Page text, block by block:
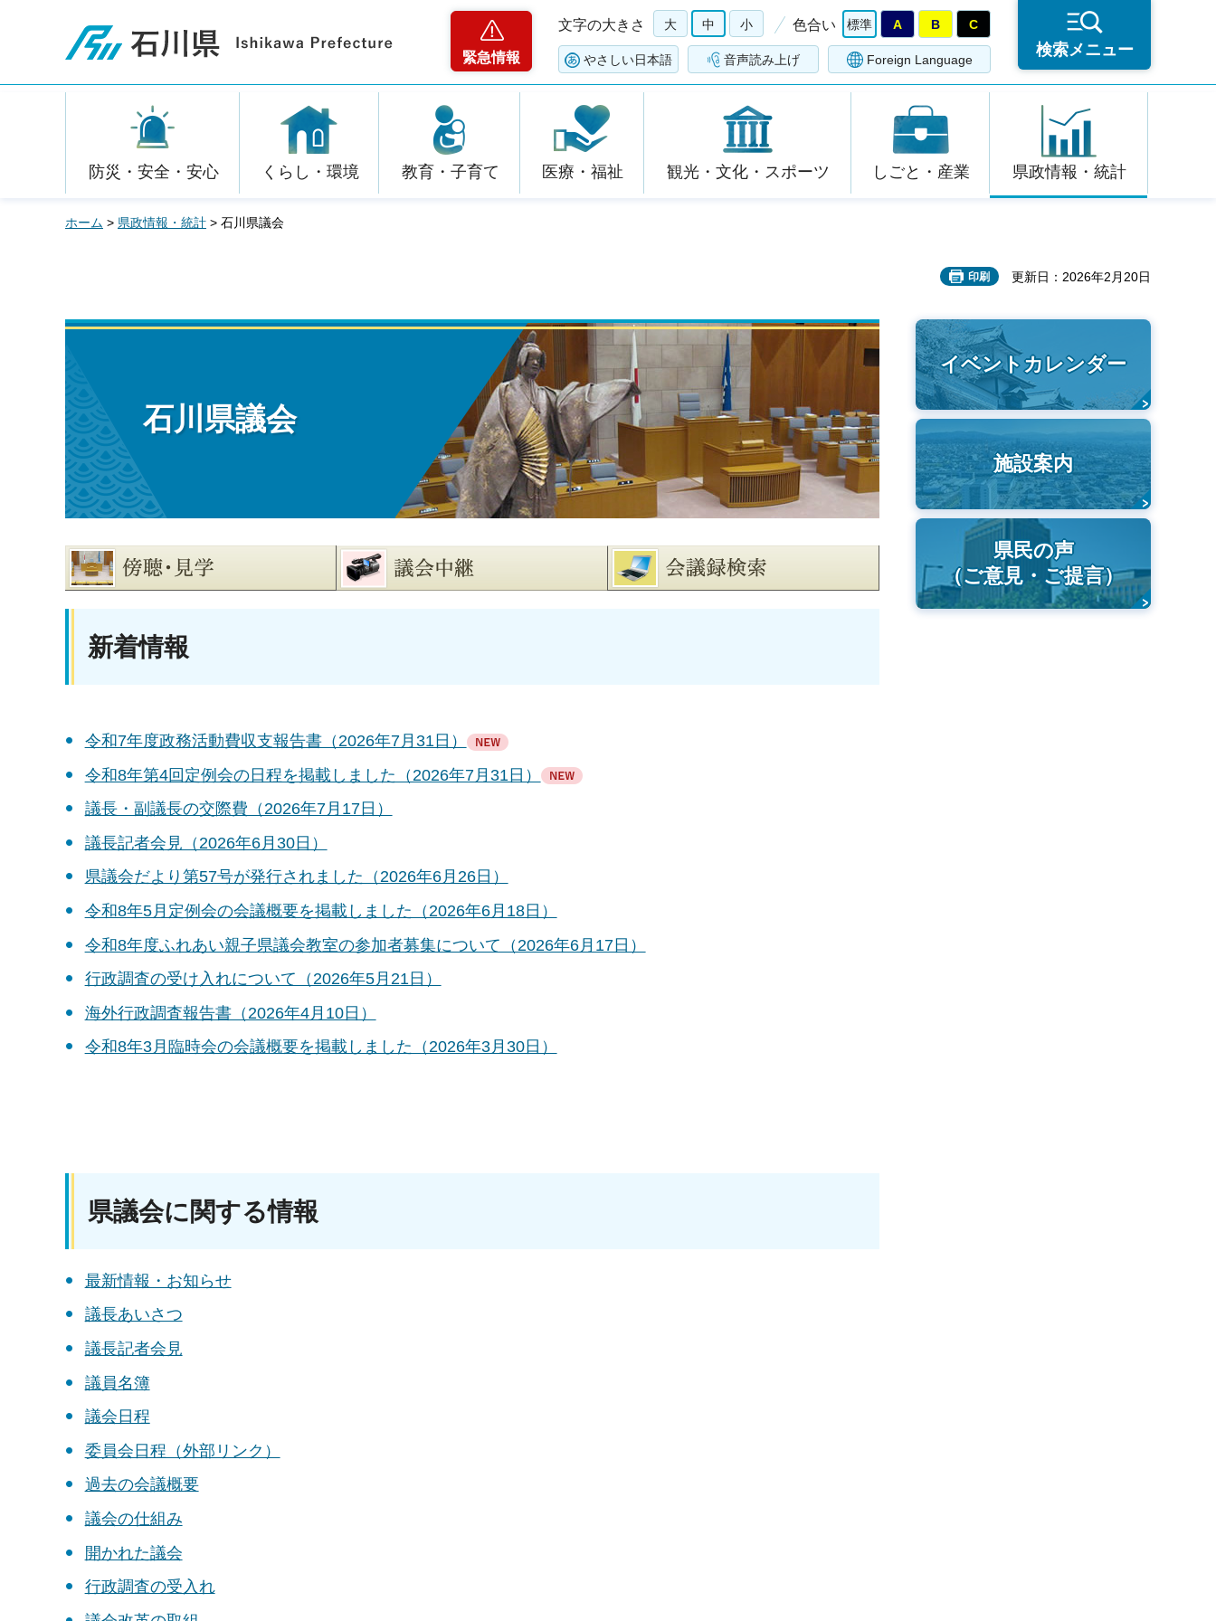
石川県
緊急情報
文字の大きさ 大 中 小 色合い 標準 A B C
やさしい日本語 音声読み上げ Foreign Language
検索メニュー
防災・安全・安心 くらし・環境 教育・子育て 医療・福祉 観光・文化・スポーツ しごと・産業 県政情報・統計
ホーム > 県政情報・統計 > 石川県議会
印刷 更新日：2026年2月20日
石川県議会
新着情報
令和7年度政務活動費収支報告書（2026年7月31日）
令和8年第4回定例会の日程を掲載しました（2026年7月31日）
議長・副議長の交際費（2026年7月17日）
議長記者会見（2026年6月30日）
県議会だより第57号が発行されました（2026年6月26日）
令和8年5月定例会の会議概要を掲載しました（2026年6月18日）
令和8年度ふれあい親子県議会教室の参加者募集について（2026年6月17日）
行政調査の受け入れについて（2026年5月21日）
海外行政調査報告書（2026年4月10日）
令和8年3月臨時会の会議概要を掲載しました（2026年3月30日）
県議会に関する情報
最新情報・お知らせ
議長あいさつ
議長記者会見
議員名簿
議会日程
委員会日程（外部リンク）
過去の会議概要
議会の仕組み
開かれた議会
行政調査の受入れ
イベントカレンダー
施設案内
県民の声
（ご意見・ご提言）